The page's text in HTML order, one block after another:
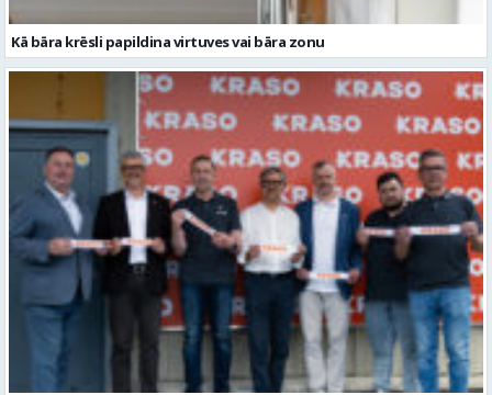
KRASO stiprina klātbūtni Latvijas reģionos un atklāj jaunu veikalu
Valmierā
Redakcija iesaka